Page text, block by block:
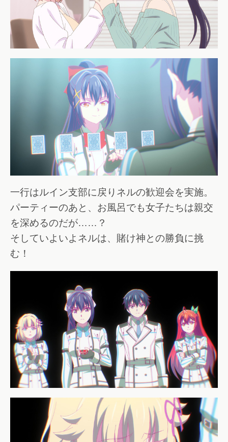
一行はルイン支部に戻りネルの歓迎会を実施。
パーティーのあと、お風呂でも女子たちは親交
を深めるのだが……？
そしていよいよネルは、賭け神との勝負に挑
む！